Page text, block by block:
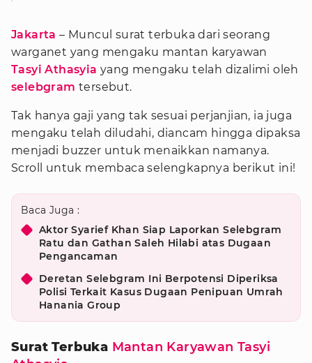
Jakarta – Muncul surat terbuka dari seorang
warganet yang mengaku mantan karyawan
Tasyi Athasyia yang mengaku telah dizalimi oleh
selebgram tersebut.
Tak hanya gaji yang tak sesuai perjanjian, ia juga
mengaku telah diludahi, diancam hingga dipaksa
menjadi buzzer untuk menaikkan namanya.
Scroll untuk membaca selengkapnya berikut ini!
Baca Juga :
Aktor Syarief Khan Siap Laporkan Selebgram
Ratu dan Gathan Saleh Hilabi atas Dugaan
Pengancaman
Deretan Selebgram Ini Berpotensi Diperiksa
Polisi Terkait Kasus Dugaan Penipuan Umrah
Hanania Group
Surat Terbuka Mantan Karyawan Tasyi